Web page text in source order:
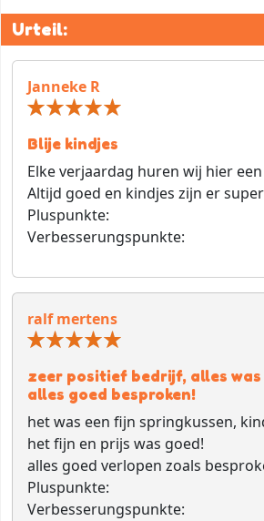
Urteil:
Janneke R
Blije kindjes
Elke verjaardag huren wij hier
Altijd goed en kindjes zijn er
Pluspunkte:
Verbesserungspunkte:
ralf mertens
zeer positief bedrijf, alles was
alles goed besproken!
het was een fijn springkussen,
het fijn en prijs was goed!
alles goed verlopen zoals
Pluspunkte:
Verbesserungspunkte: